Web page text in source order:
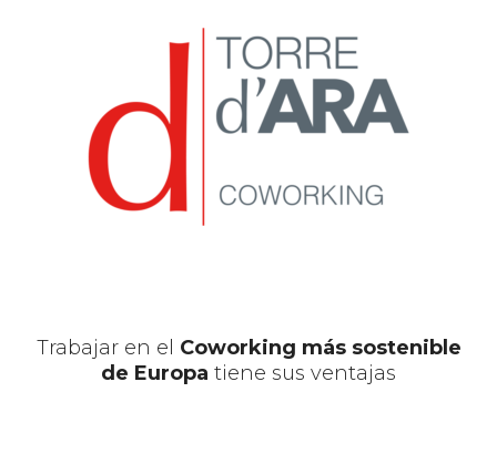
Trabajar en el Coworking más sostenible
de Europa tiene sus ventajas